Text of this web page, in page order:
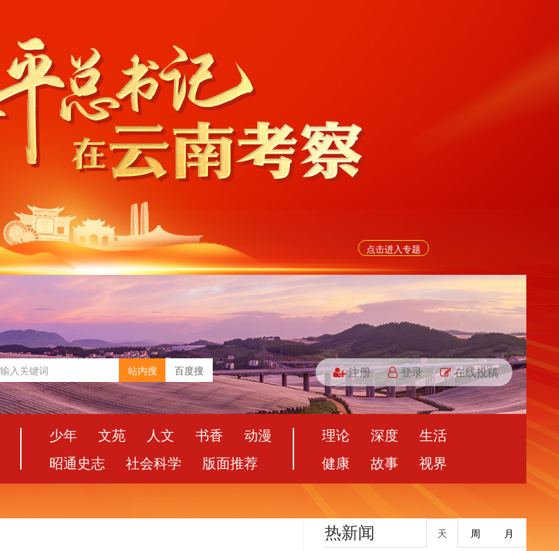
点击进入专题
站内搜 百度搜 注册 登录 在线投稿
少年 文苑 人文 书香
动漫
昭通史志
社会科学 版面推荐
理论 深度
生活
健康
故事 视界
热新闻 月
周
天